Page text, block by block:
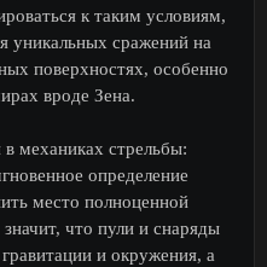
к таким условиям,
уникальных сражений на
поверхностях, особенно
вроде Зена.
механиках стрельбы:
определение
место полноценной
что пули и снаряды
и окружения, а